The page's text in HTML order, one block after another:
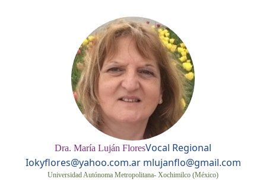
Dra. María Luján FloresVocal Regional
Iokyflores@yahoo.com.ar mlujanflo@gmail.com
Universidad Autónoma Metropolitana- Xochimilco (México)